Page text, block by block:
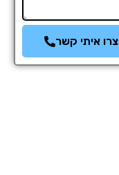
צרו איתי קשר